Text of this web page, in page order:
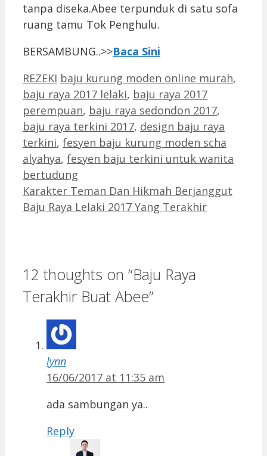
tanpa diseka.Abee terpunduk di satu sofa
ruang tamu Tok Penghulu.
BERSAMBUNG..>>Baca Sini
Categories
REZEKI Tags
baju kurung moden online murah,
baju raya 2017 lelaki, baju raya 2017
perempuan, baju raya sedondon 2017,
baju raya terkini 2017, design baju raya
terkini, fesyen baju kurung moden scha
alyahya, fesyen baju terkini untuk wanita
bertudung
Karakter Teman Dan Hikmah Berjanggut
Baju Raya Lelaki 2017 Yang Terakhir
12 thoughts on “Baju Raya
Terakhir Buat Abee”
lynn
16/06/2017 at 11:35 am
ada sambungan ya..
Reply